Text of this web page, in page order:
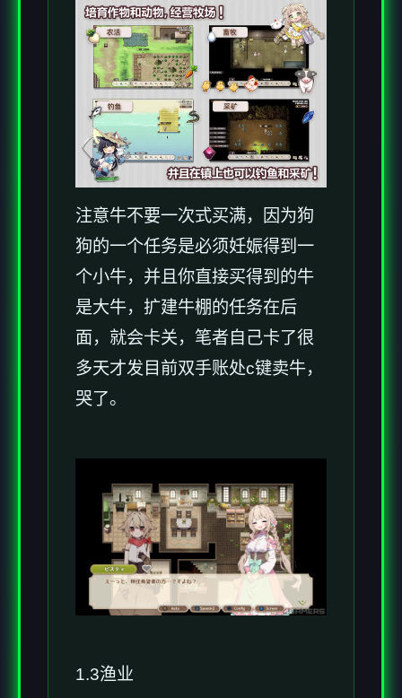
注意牛不要一次式买满，因为狗
狗的一个任务是必须妊娠得到一
个小牛，并且你直接买得到的牛
是大牛，扩建牛棚的任务在后
面，就会卡关，笔者自己卡了很
多天才发目前双手账处c键卖牛，
哭了。
1.3渔业